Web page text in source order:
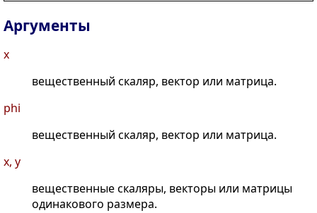
Аргументы
x
вещественный скаляр, вектор или матрица.
phi
вещественный скаляр, вектор или матрица.
x, y
вещественные скаляры, векторы или матрицы
одинакового размера.